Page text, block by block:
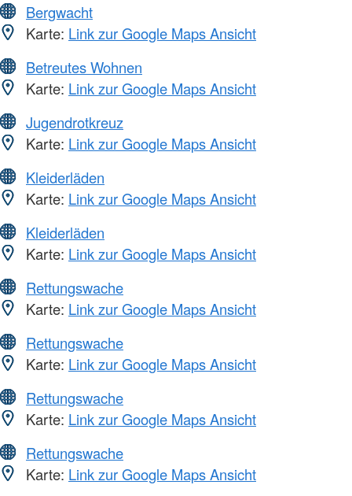
Bergwacht
Karte: Link zur Google Maps Ansicht
Betreutes Wohnen
Karte: Link zur Google Maps Ansicht
Jugendrotkreuz
Karte: Link zur Google Maps Ansicht
Kleiderläden
Karte: Link zur Google Maps Ansicht
Kleiderläden
Karte: Link zur Google Maps Ansicht
Rettungswache
Karte: Link zur Google Maps Ansicht
Rettungswache
Karte: Link zur Google Maps Ansicht
Rettungswache
Karte: Link zur Google Maps Ansicht
Rettungswache
Karte: Link zur Google Maps Ansicht